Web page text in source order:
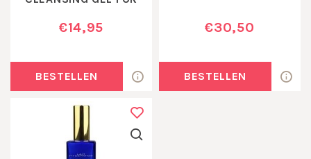
€14,95
BESTELLEN
€30,50
BESTELLEN